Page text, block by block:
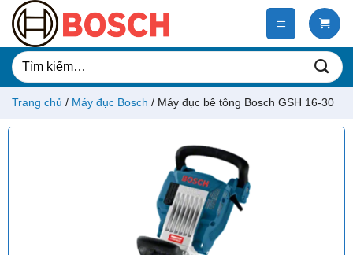
Chuyển
đến
dungTìm
kiếm:
Trang chủ / Máy đục Bosch / Máy đục bê tông Bosch GSH 16-30